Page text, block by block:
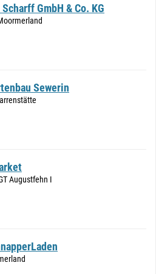
GmbH & Co. KG
Sewerin
Augustfehn I